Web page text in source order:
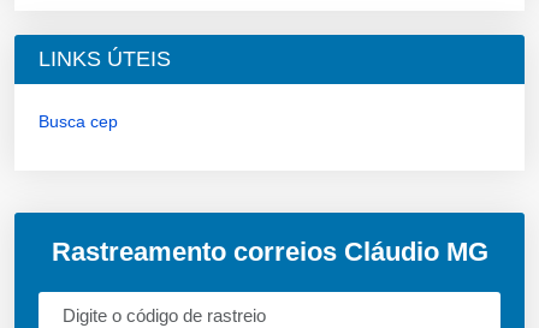
LINKS ÚTEIS
Busca cep
Rastreamento correios Cláudio MG